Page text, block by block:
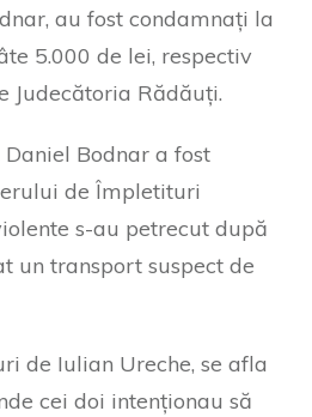
au fost condamnați la
5.000 de lei, respectiv
Judecătoria Rădăuți.
Bodnar a fost
de Împletituri
s-au petrecut după
un transport suspect de
de Iulian Ureche, se afla
cei doi intenționau să